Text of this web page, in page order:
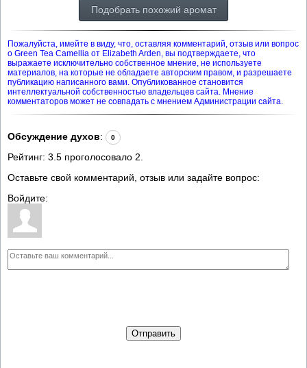
Подобрать похожий аромат
Пожалуйста, имейте в виду, что, оставляя комментарий, отзыв или вопрос
о Green Tea Camellia от Elizabeth Arden, вы подтверждаете, что
выражаете исключительно собственное мнение, не используете
материалов, на которые не обладаете авторским правом, и разрешаете
публикацию написанного вами. Опубликованное становится
интеллектуальной собственностью владельцев сайта. Мнение
комментаторов может не совпадать с мнением Администрации сайта.
Обсуждение духов: 0
Рейтинг: 3.5 проголосовало 2
Оставьте свой комментарий, отзыв или задайте вопрос:
Войдите:
Отправить